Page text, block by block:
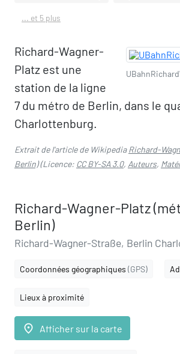
... et 5 plus
Richard-Wagner-
Platz est une
station de la ligne
7 du métro de Berlin, dans le
Charlottenburg.
Extrait de l'article de WikipediaRichard-
Berlin)(Licence: CC BY-SA 3.0, Auteurs,
Richard-Wagner-Platz
Berlin)
Richard-Wagner-Straße, Berlin
Coordonnées géographiques (GPS)
Lieux à proximité
place Afficher sur la carte